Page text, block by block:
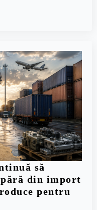
să
din import
pentru